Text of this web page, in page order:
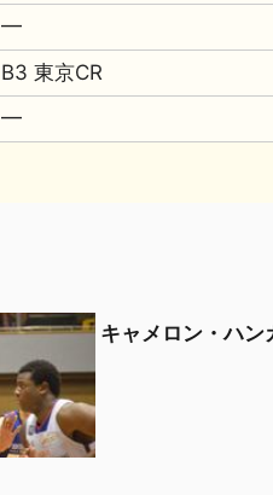
━
B3 東京CR
━
キャメロン・ハン